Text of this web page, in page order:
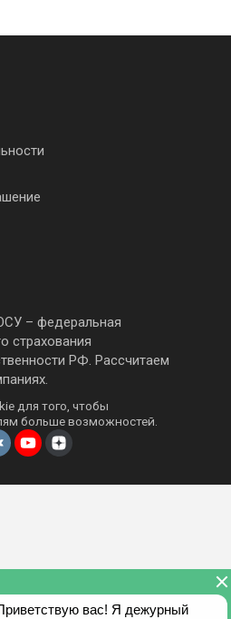
– федеральная
страхования
РФ. Рассчитаем
для того, чтобы
больше возможностей.